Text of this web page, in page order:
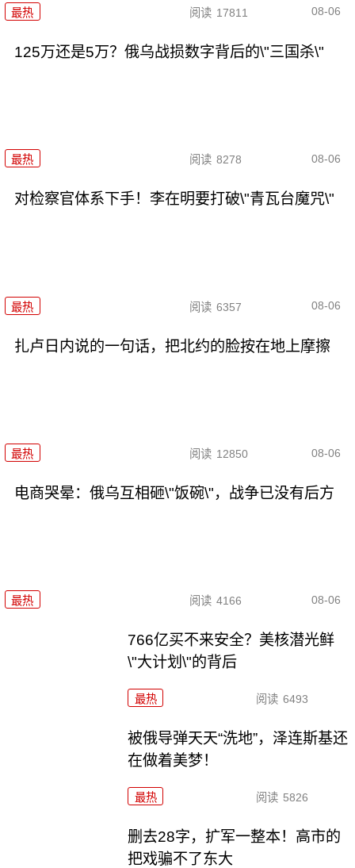
最热 阅读 17811 08-06
125万还是5万？俄乌战损数字背后的\"三国杀\"
最热 阅读 8278 08-06
对检察官体系下手！李在明要打破\"青瓦台魔咒\"
最热 阅读 6357 08-06
扎卢日内说的一句话，把北约的脸按在地上摩擦
最热 阅读 12850 08-06
电商哭晕：俄乌互相砸\"饭碗\"，战争已没有后方
最热 阅读 4166 08-06
766亿买不来安全？美核潜光鲜
\"大计划\"的背后
最热 阅读 6493
被俄导弹天天“洗地”，泽连斯基还
在做着美梦！
最热 阅读 5826
删去28字，扩军一整本！高市的
把戏骗不了东大